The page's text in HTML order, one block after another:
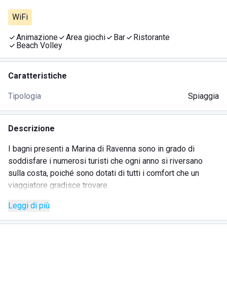
WiFi
Animazione Area giochi Bar
Ristorante
Beach Volley
Caratteristiche
Tipologia Spiaggia
Descrizione
I bagni presenti a Marina di Ravenna sono in grado di
soddisfare i numerosi turisti che ogni anno si riversano
sulla costa, poiché sono dotati di tutti i comfort che un
viaggiatore gradisce trovare.
stabilimento che ormai da anni attira la propria clientela
affezionata per il clima dinamico e informale che è in grado
Leggi di più